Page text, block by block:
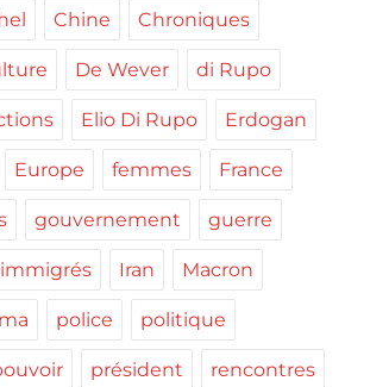
Chine Chroniques
De Wever di Rupo
Elio Di Rupo Erdogan
Europe femmes France
gouvernement guerre
immigrés Iran Macron
police politique
président rencontres